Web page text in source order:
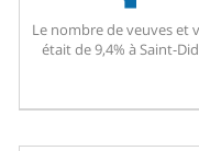
Le nombre de veuves et
était de 9,4% à Saint-